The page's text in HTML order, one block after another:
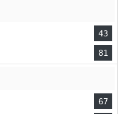
43
81
67